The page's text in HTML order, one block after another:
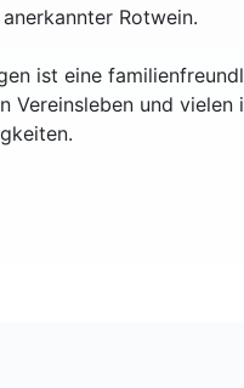
Rotwein.
ist eine
Vereinsleben und vielen